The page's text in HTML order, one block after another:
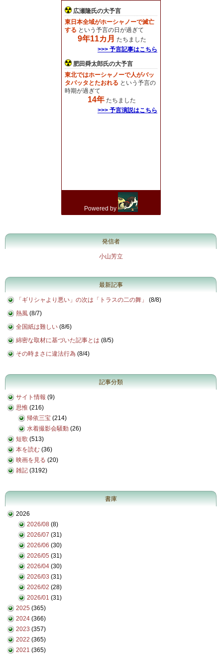
発信者
小山芳立
最新記事
「ギリシャより悪い」の次は「トラスの二の舞」 (8/8)
熱風 (8/7)
全国紙は難しい (8/6)
綿密な取材に基づいた記事とは (8/5)
その時まさに違法行為 (8/4)
記事分類
サイト情報 (9)
思惟 (216)
帰依三宝 (214)
水着撮影会騒動 (26)
短歌 (513)
本を読む (36)
映画を見る (20)
雑記 (3192)
書庫
2026
2026/08 (8)
2026/07 (31)
2026/06 (30)
2026/05 (31)
2026/04 (30)
2026/03 (31)
2026/02 (28)
2026/01 (31)
2025 (365)
2024 (366)
2023 (357)
2022 (365)
2021 (365)